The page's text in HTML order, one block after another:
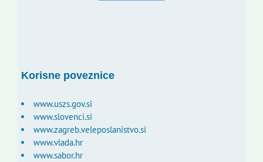
Korisne poveznice
www.uszs.gov.si
www.slovenci.si
www.zagreb.veleposlanistvo.si
www.vlada.hr
www.sabor.hr